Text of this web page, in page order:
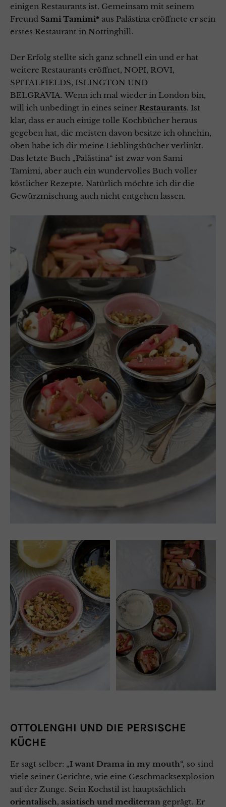
einigen Restaurants ist. Gemeinsam mit seinem
Freund Sami Tamimi* aus Palästina eröffnete er sein
erstes Restaurant in Nottinghill.
Der Erfolg stellte sich ganz schnell ein und er hat
weitere Restaurants eröffnet, NOPI, ROVI,
SPITALFIELDS, ISLINGTON UND
BELGRAVIA. Wenn ich mal wieder in London bin,
will ich unbedingt in eines seiner Restaurants. Ist
klar, dass er auch einige tolle Kochbücher heraus
gegeben hat, die meisten davon besitze ich ohnehin,
oben habe ich dir meine Lieblingsbücher verlinkt.
Das letzte Buch „Palästina“ ist zwar von Sami
Tamimi, aber auch ein wundervolles Buch voller
köstlicher Rezepte. Natürlich möchte ich dir die
Gewürzmischung auch nicht entgehen lassen.
OTTOLENGHI UND DIE PERSISCHE
KÜCHE
Er sagt selber: „I want Drama in my mouth“, so sind
viele seiner Gerichte, wie eine Geschmacksexplosion
auf der Zunge. Sein Kochstil ist hauptsächlich
orientalisch, asiatisch und mediterran geprägt. Er